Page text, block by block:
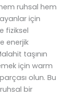
ruhsal hem
için
fiziksel
enerjik
taşının
için warm
olun. Bu
bir